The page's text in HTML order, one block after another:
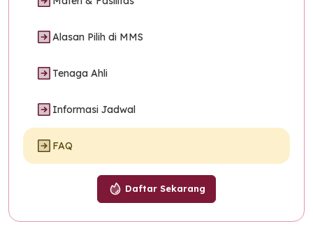
Alasan Pilih di MMS
Tenaga Ahli
Informasi Jadwal
FAQ
Daftar Sekarang